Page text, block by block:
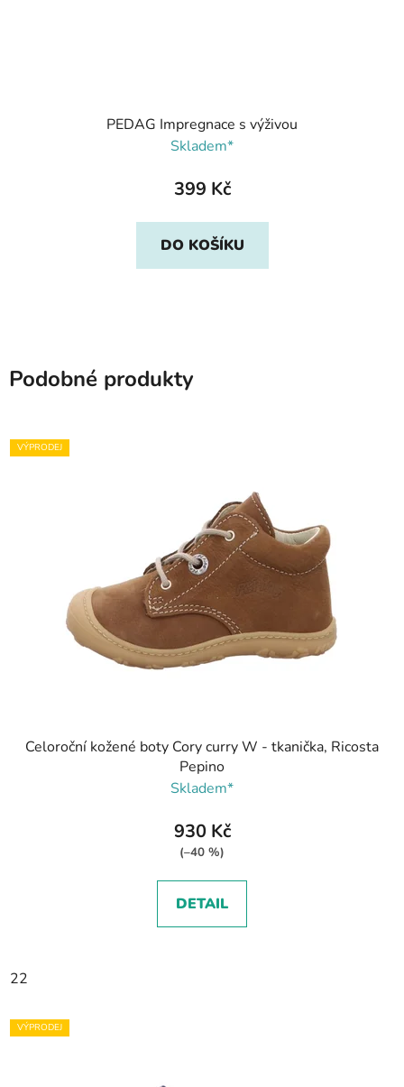
PEDAG Impregnace s výživou
Skladem*
399 Kč
DO KOŠÍKU
Podobné produkty
VÝPRODEJ
Celoroční kožené boty Cory curry W - tkanička, Ricosta
Pepino
Skladem*
930 Kč
(–40 %)
DETAIL
22
VÝPRODEJ